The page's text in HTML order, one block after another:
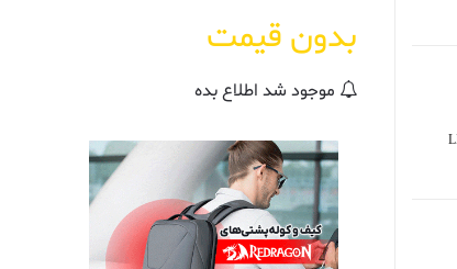
بدون قیمت
موجود شد اطلاع بده